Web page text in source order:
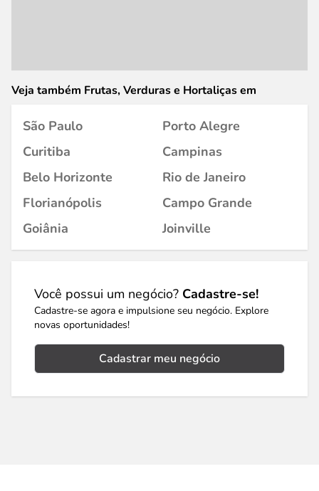
Veja também Frutas, Verduras e Hortaliças em
São Paulo
Porto Alegre
Curitiba
Campinas
Belo Horizonte
Rio de Janeiro
Florianópolis
Campo Grande
Goiânia
Joinville
Você possui um negócio? Cadastre-se!
Cadastre-se agora e impulsione seu negócio. Explore
novas oportunidades!
Cadastrar meu negócio